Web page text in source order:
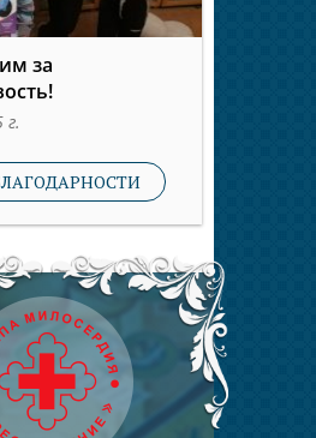
за
г.